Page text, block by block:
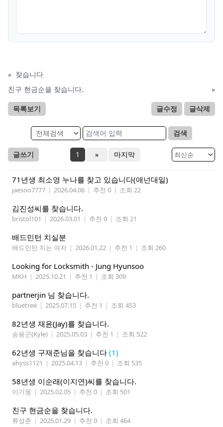
« 찾습니다
친구 현금순을 찾습니다.
»
목록보기 글수정 글삭제
검색
글쓰기 1 » 마지막
71년생 최소영 누나를 찾고 있습니다(애넌대일)
jaesoo7777 | 2026.04.06 | 추천 0 | 조회 22
김진성씨를 찾습니다.
bristol101 | 2026.03.01 | 추천 0 | 조회 21
배드민턴 치실분
배드민턴 치는 여자 | 2026.01.22 | 추천 1 | 조회 260
Looking for Locksmith - Jung Hyunsoo
MKH | 2025.10.21 | 추천 1 | 조회 309
partnerjin 님 찾습니다.
bluetree | 2025.07.15 | 추천 1 | 조회 453
82년생 재윤(Jay)를 찾습니다.
송용곤(Kyle) | 2025.05.03 | 추천 1 | 조회 522
62년생 구재준님을 찾습니다 (1)
ahyss1121 | 2025.04.13 | 추천 0 | 조회 535
58년생 이순래(이지연)씨를 찾습니다.
이기웅 | 2025.02.05 | 추천 0 | 조회 501
친구 현금순을 찾습니다.
류성춘 | 2025.01.29 | 추천 0 | 조회 464